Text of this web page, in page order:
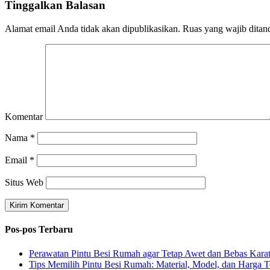
Tinggalkan Balasan
Alamat email Anda tidak akan dipublikasikan. Ruas yang wajib
Komentar
Nama *
Email *
Situs Web
Pos-pos Terbaru
Perawatan Pintu Besi Rumah agar Tetap Awet dan Bebas Karat
Tips Memilih Pintu Besi Rumah: Material, Model, dan Harga